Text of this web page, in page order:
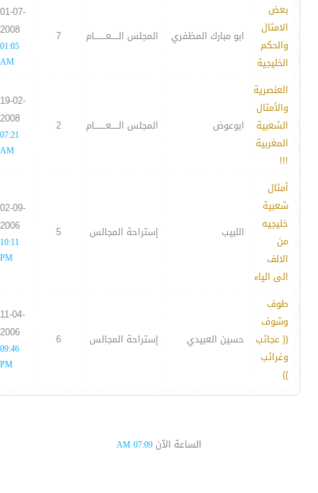
بعض
الامثال
والحكم
الخليجية
ابو مبارك المظفري المجلس الـــــعــــــــام 7
01-07-
2008
01:05
AM
العنصرية
والأمثال
الشعبية
المغربية
!!!
ابوعوض المجلس الـــــعــــــــام 2
19-02-
2008
07:21
AM
أمثال
شعبية
خليجيه
من
الالف
الى الياء
اللبيب إستراحة المجالس 5
02-09-
2006
10:11
PM
طوف
وشوف
(( عجائب
وغرائب
))
حسين العبيدي إستراحة المجالس 6
11-04-
2006
09:46
PM
الساعة الآن 07:09 AM